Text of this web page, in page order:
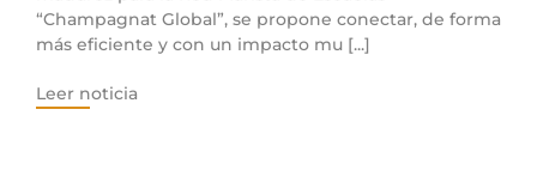
“Champagnat Global”, se propone conectar, de forma
más eficiente y con un impacto mu [...]
Leer noticia